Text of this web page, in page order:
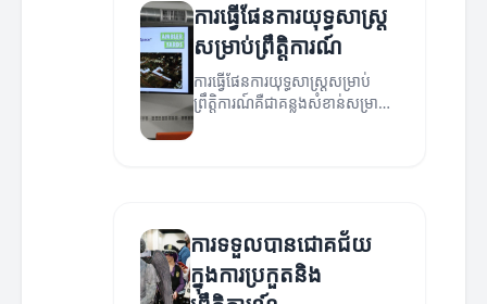
ការធ្វើផែនការយុទ្ធសាស្ត្រ
សម្រាប់ព្រឹត្តិការណ៍
ការធ្វើផែនការយុទ្ធសាស្ត្រសម្រាប់
ព្រឹត្តិការណ៍គឺជាគន្លងសំខាន់សម្រាប់
ជោគជ័យនៃការប្រកួតប្រជែង។
ការទទួលបានជោគជ័យ
ក្នុងការប្រកួតនិង